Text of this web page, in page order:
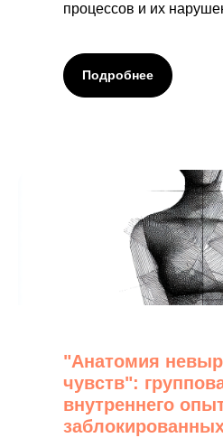
процессов и их
Подробнее
"Анатомия
чувств":
внутреннего